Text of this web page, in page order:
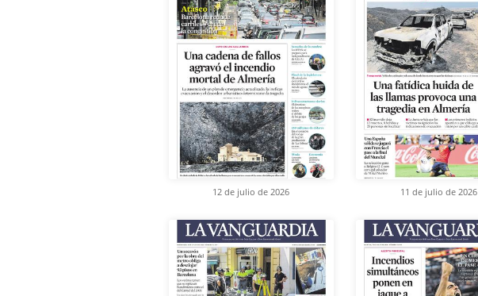
12 de julio de 2026 11 de julio de 2026